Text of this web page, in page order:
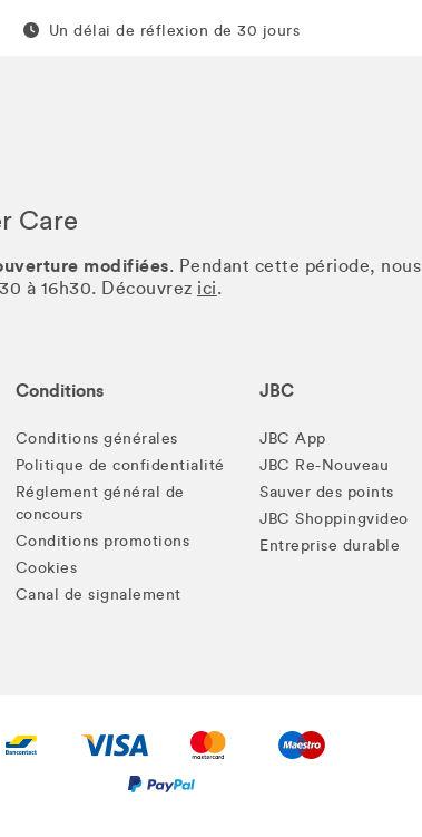
Un délai de réflexion de 60 jours
Un délai de réflexion de 30 jours
Care
modifiées. Pendant cette période, nous
à 16h30. Découvrez ici.
Conditions
Conditions générales
Politique de confidentialité
Réglement général de
concours
Conditions promotions
Cookies
Canal de signalement
JBC
JBC App
JBC Re-Nouveau
Sauver des points
JBC Shoppingvideo
Entreprise durable